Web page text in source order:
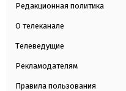
Редакционная политика
О телеканале
Телеведущие
Рекламодателям
Правила пользования